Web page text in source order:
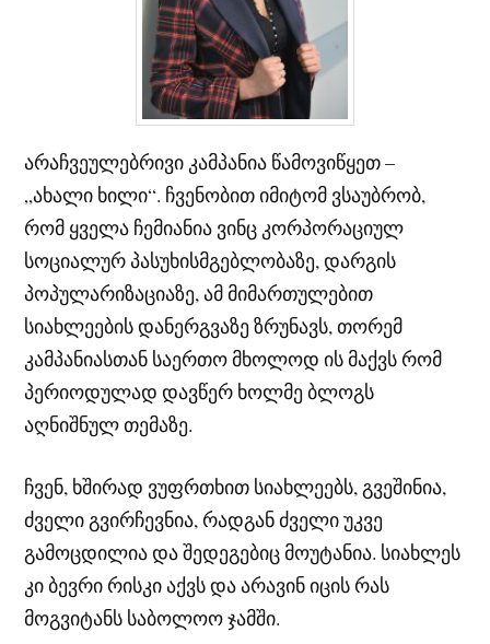
არაჩვეულებრივი კამპანია წამოვიწყეთ –
„ახალი ხილი“. ჩვენობით იმიტომ ვსაუბრობ,
რომ ყველა ჩემიანია ვინც კორპორაციულ
სოციალურ პასუხისმგებლობაზე, დარგის
პოპულარიზაციაზე, ამ მიმართულებით
სიახლეების დანერგვაზე ზრუნავს, თორემ
კამპანიასთან საერთო მხოლოდ ის მაქვს რომ
პერიოდულად დავწერ ხოლმე ბლოგს
აღნიშნულ თემაზე.
ჩვენ, ხშირად ვუფრთხით სიახლეებს, გვეშინია,
ძველი გვირჩევნია, რადგან ძველი უკვე
გამოცდილია და შედეგებიც მოუტანია. სიახლეს
კი ბევრი რისკი აქვს და არავინ იცის რას
მოგვიტანს საბოლოო ჯამში.